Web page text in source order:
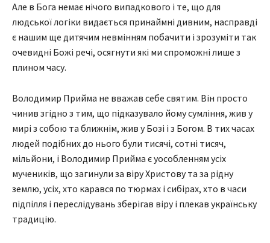
Але в Бога немає нічого випадкового і те, що для
людської логіки видається принаймні дивним, насправді
є нашим ще дитячим невмінням побачити і зрозуміти так
очевидні Божі речі, осягнути які ми спроможні лише з
плином часу.
Володимир Прийма не вважав себе святим. Він просто
чинив згідно з тим, що підказувало йому сумління, жив у
мирі з собою та ближнім, жив у Бозі і з Богом. В тих часах
людей подібних до нього були тисячі, сотні тисяч,
мільйони, і Володимир Прийма є уособленням усіх
мучеників, що загинули за віру Христову та за рідну
землю, усіх, хто карався по тюрмах і сибірах, хто в часи
підпілля і переслідувань зберігав віру і плекав українську
традицію.